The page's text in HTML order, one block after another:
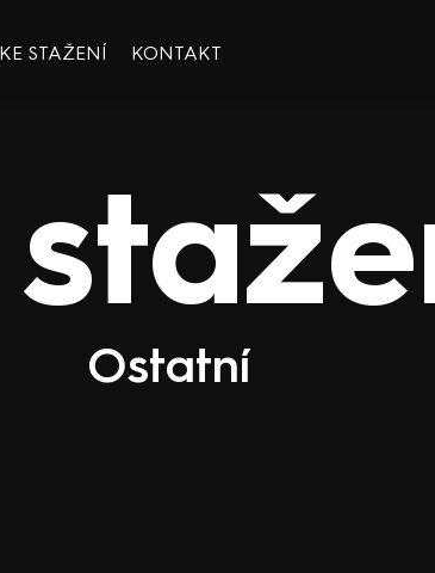
KE STAŽENÍ KONTAKT
Ostatní